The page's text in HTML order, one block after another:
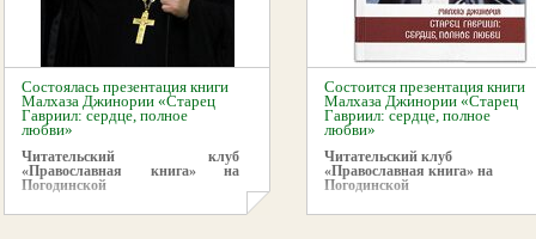
Состоялась презентация книги
Малхаза Джинории «Старец
Гавриил: сердце, полное
любви»
Читательский клуб
«Православная книга» на
Погодинской
Состоится презентация книги
Малхаза Джинории «Старец
Гавриил: сердце, полное
любви»
Читательский клуб
«Православная книга» на
Погодинской